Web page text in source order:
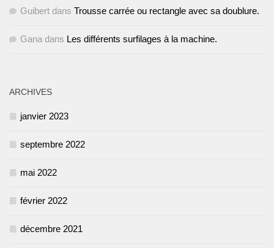
Guibert dans Trousse carrée ou rectangle avec sa doublure.
Gana dans Les différents surfilages à la machine.
ARCHIVES
janvier 2023
septembre 2022
mai 2022
février 2022
décembre 2021